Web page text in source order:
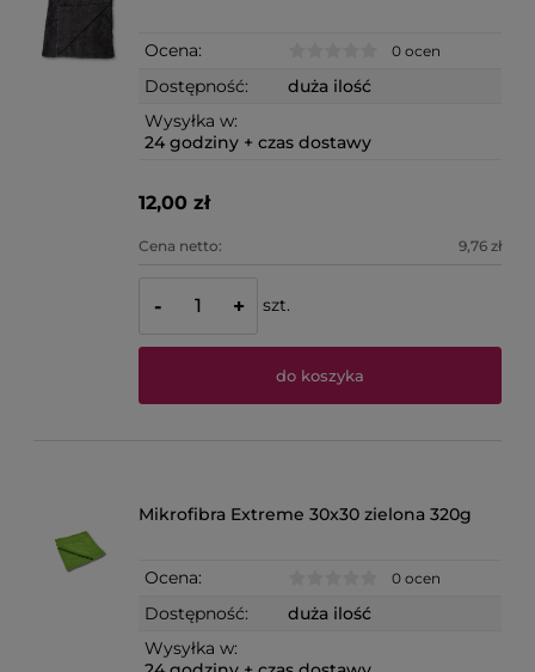
Ocena: 0 ocen
Dostępność:
duża ilość
Wysyłka w:
24 godziny + czas dostawy
12,00 zł
Cena netto: 9,76 zł
- + szt.
do koszyka
Mikrofibra Extreme 30x30 zielona 320g
Ocena: 0 ocen
Dostępność:
duża ilość
Wysyłka w: